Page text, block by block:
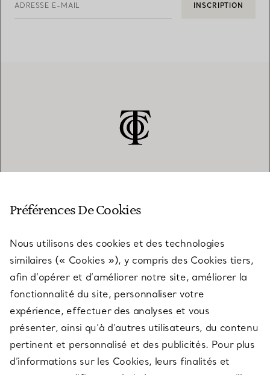
ADRESSE E-MAIL INSCRIPTION
SERVICES
À PROPOS
QUESTIONS LÉGALES
Préférences De Cookies
Nous utilisons des cookies et des technologies
similaires (« Cookies »), y compris des Cookies tiers,
afin d’opérer et d’améliorer notre site, améliorer la
fonctionnalité du site, personnaliser votre
expérience, effectuer des analyses et vous
présenter, ainsi qu’à d’autres utilisateurs, du contenu
pertinent et personnalisé et des publicités. Pour plus
d’informations sur les Cookies, leurs finalités et